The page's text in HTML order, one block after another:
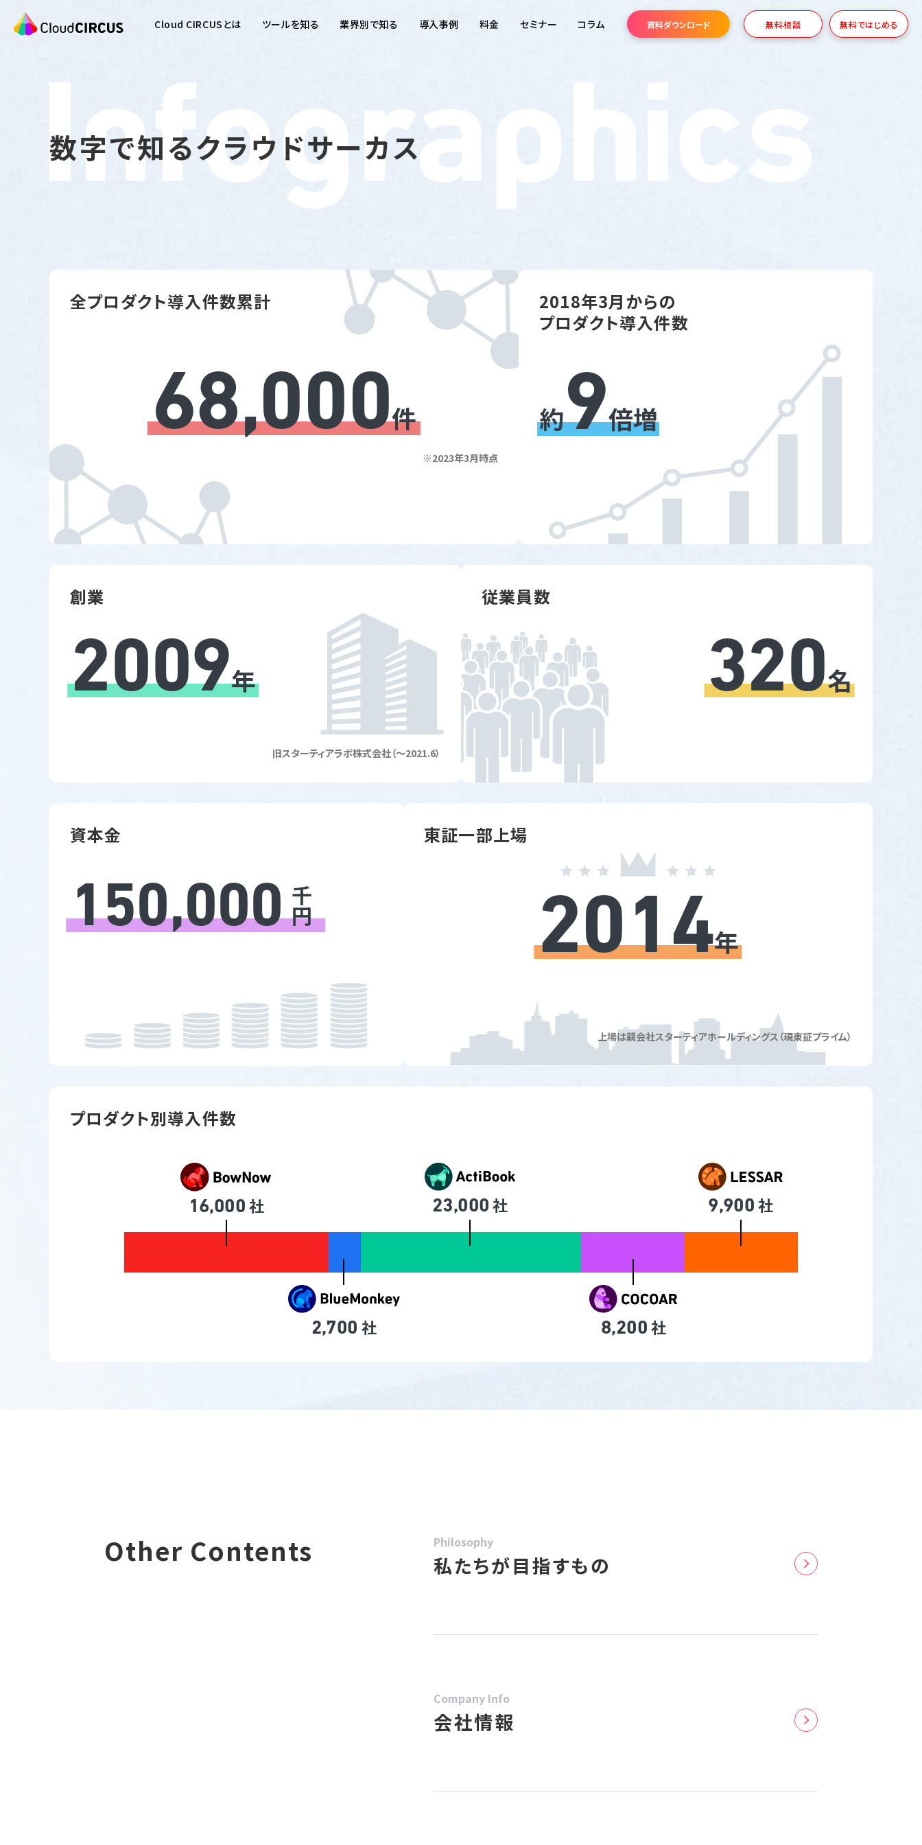
Cloud CIRCUSとは ツールを知る 業界別で知る 導入事例 料金 セミナー コラム 資料ダウンロード 無料相談 無料ではじめる
数字で知るクラウドサーカス
全プロダクト導入件数累計
68,000件
※2023年3月時点
2018年3月からの
プロダクト導入件数
約9倍増
創業
2009年
旧スターティアラボ株式会社（～2021.6）
従業員数
320名
資本金
150,000 千円
東証一部上場
2014年
上場は親会社スターティアホールディングス（現東証プライム）
プロダクト別導入件数
16,000 社 23,000 社 9,900 社
2,700 社 8,200 社
Other Contents Philosophy
私たちが目指すもの
Company Info
会社情報